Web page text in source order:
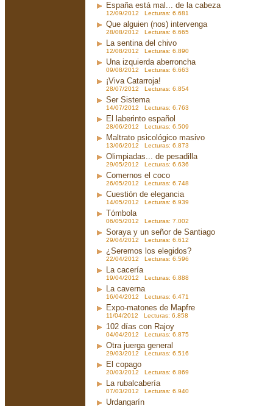
España está mal... de la cabeza
12/09/2012 Lecturas: 6.681
Que alguien (nos) intervenga
28/08/2012 Lecturas: 6.665
La sentina del chivo
12/08/2012 Lecturas: 6.890
Una izquierda aberroncha
09/08/2012 Lecturas: 6.663
¡Viva Catarroja!
28/07/2012 Lecturas: 6.854
Ser Sistema
14/07/2012 Lecturas: 6.763
El laberinto español
28/06/2012 Lecturas: 6.509
Maltrato psicológico masivo
13/06/2012 Lecturas: 6.873
Olimpiadas... de pesadilla
29/05/2012 Lecturas: 6.636
Comernos el coco
26/05/2012 Lecturas: 6.748
Cuestión de elegancia
14/05/2012 Lecturas: 6.939
Tómbola
06/05/2012 Lecturas: 7.002
Soraya y un señor de Santiago
29/04/2012 Lecturas: 6.612
¿Seremos los elegidos?
22/04/2012 Lecturas: 6.596
La cacería
19/04/2012 Lecturas: 6.888
La caverna
16/04/2012 Lecturas: 6.471
Expo-matones de Mapfre
11/04/2012 Lecturas: 6.858
102 días con Rajoy
04/04/2012 Lecturas: 6.875
Otra juerga general
29/03/2012 Lecturas: 6.516
El copago
20/03/2012 Lecturas: 6.869
La rubalcabería
07/03/2012 Lecturas: 6.940
Urdangarín